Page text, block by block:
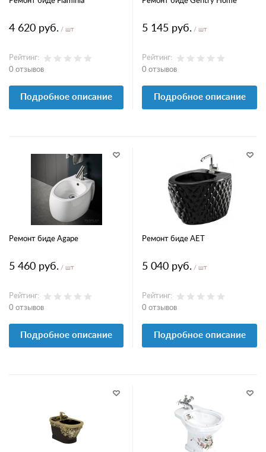
4 620 руб. / шт
Рейтинг:
0 отзывов
Подробное описание
5 145 руб. / шт
Рейтинг:
0 отзывов
Подробное описание
Ремонт биде Agape
5 460 руб. / шт
Рейтинг:
0 отзывов
Подробное описание
Ремонт биде AET
5 040 руб. / шт
Рейтинг:
0 отзывов
Подробное описание